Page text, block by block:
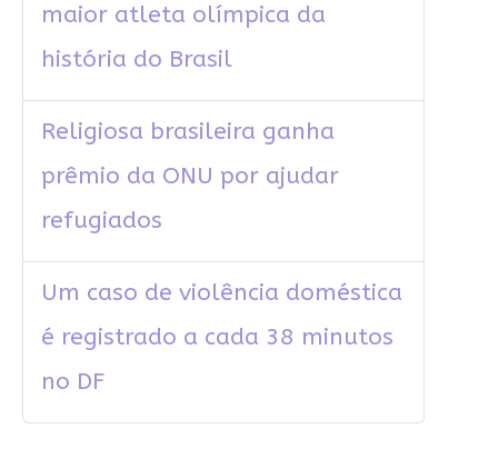
maior atleta olímpica da
história do Brasil
Religiosa brasileira ganha
prêmio da ONU por ajudar
refugiados
Um caso de violência doméstica
é registrado a cada 38 minutos
no DF